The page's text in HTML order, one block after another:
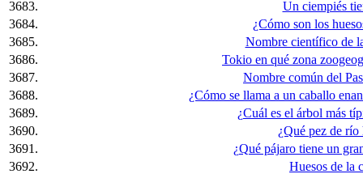
3683.
Un ciempiés
3684.
¿Cómo son los
3685.
Nombre científico de
3686.
Tokio en qué zona
3687.
Nombre común del
3688.
¿Cómo se llama a un caballo
3689.
¿Cuál es el árbol más
3690.
¿Qué pez de río
3691.
¿Qué pájaro tiene un
3692.
Huesos de la